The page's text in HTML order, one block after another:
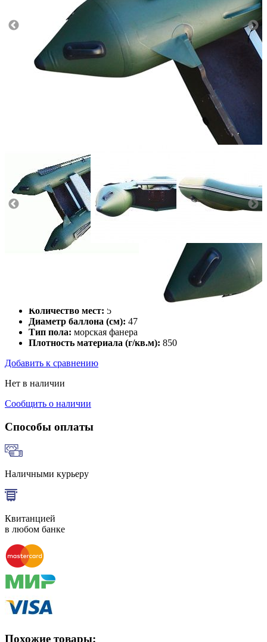
Количество мест: 5
Диаметр баллона (см): 47
Тип пола: морская фанера
Плотность материала (г/кв.м): 850
Добавить к сравнению
Нет в наличии
Сообщить о наличии
Способы оплаты
Наличными курьеру
Квитанцией
в любом банке
Похожие товары: